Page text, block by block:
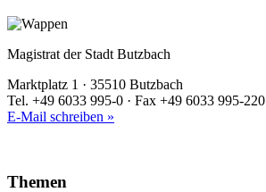
Magistrat der Stadt Butzbach
Marktplatz 1 · 35510 Butzbach
Tel. +49 6033 995-0 · Fax +49 6033 995-220
E-Mail schreiben »
Themen